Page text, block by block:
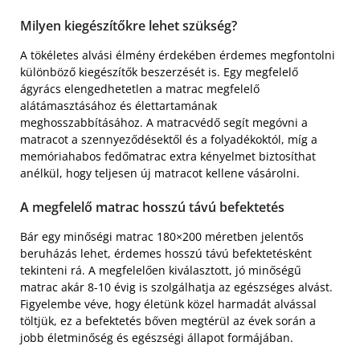
Milyen kiegészítőkre lehet szükség?
A tökéletes alvási élmény érdekében érdemes megfontolni
különböző kiegészítők beszerzését is. Egy megfelelő
ágyrács elengedhetetlen a matrac megfelelő
alátámasztásához és élettartamának
meghosszabbításához. A matracvédő segít megóvni a
matracot a szennyeződésektől és a folyadékoktól, míg a
memóriahabos fedőmatrac extra kényelmet biztosíthat
anélkül, hogy teljesen új matracot kellene vásárolni.
A megfelelő matrac hosszú távú befektetés
Bár egy minőségi matrac 180×200 méretben jelentős
beruházás lehet, érdemes hosszú távú befektetésként
tekinteni rá. A megfelelően kiválasztott, jó minőségű
matrac akár 8-10 évig is szolgálhatja az egészséges alvást.
Figyelembe véve, hogy életünk közel harmadát alvással
töltjük, ez a befektetés bőven megtérül az évek során a
jobb életminőség és egészségi állapot formájában.